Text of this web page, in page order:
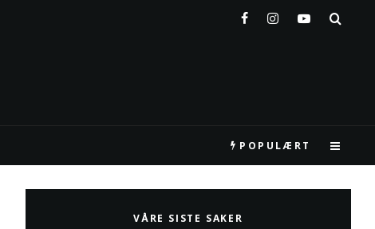
POPULÆRT
VÅRE SISTE SAKER